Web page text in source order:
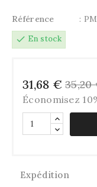
Référence
:
check En stock
31,68 € 35,20
Économisez
Expédition